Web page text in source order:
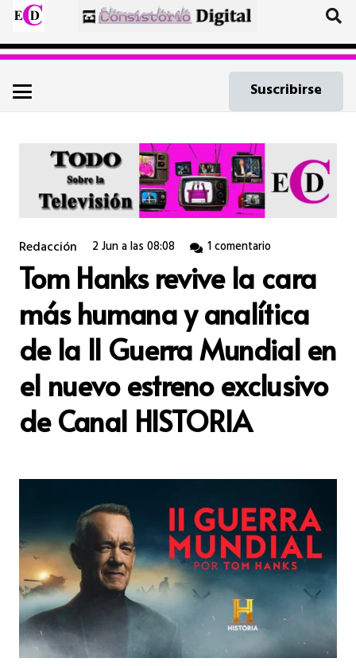
Suscribirse
Redacción 2 Jun a las 08:08 1comentario
Tom Hanks revive la cara
más humana y analítica
de la II Guerra Mundial en
el nuevo estreno exclusivo
de Canal HISTORIA